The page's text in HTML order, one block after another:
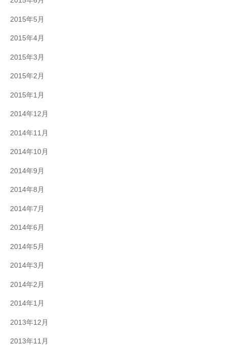
2015年5月
2015年4月
2015年3月
2015年2月
2015年1月
2014年12月
2014年11月
2014年10月
2014年9月
2014年8月
2014年7月
2014年6月
2014年5月
2014年3月
2014年2月
2014年1月
2013年12月
2013年11月